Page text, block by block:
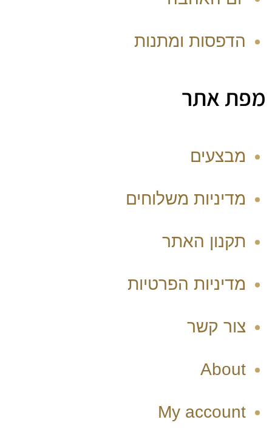
הדפסות ומתנות
מפת אתר
מבצעים
מדיניות משלוחים
תקנון האתר
מדיניות הפרטיות
צור קשר
About
My account